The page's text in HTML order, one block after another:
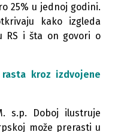
25% u jednoj godini.
kako izgleda
RS i šta on govori o
kroz izdvojene
s.p. Doboj ilustruje
može prerasti u